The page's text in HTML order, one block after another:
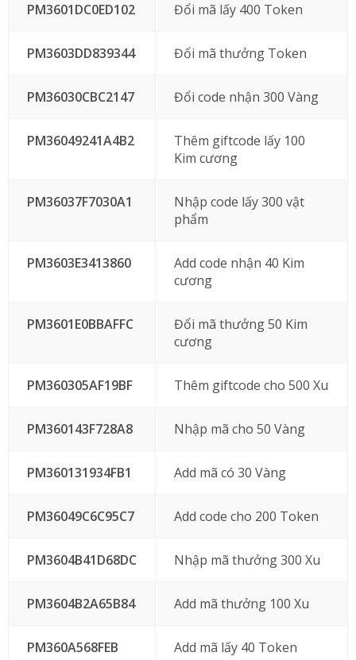
PM3601DC0ED102 Đổi mã lấy 400 Token
PM3603DD839344 Đổi mã thưởng Token
PM36030CBC2147 Đổi code nhận 300 Vàng
PM36049241A4B2
Thêm giftcode lấy 100
Kim cương
PM36037F7030A1
Nhập code lấy 300 vật
phẩm
PM3603E3413860
Add code nhận 40 Kim
cương
PM3601E0BBAFFC
Đổi mã thưởng 50 Kim
cương
PM360305AF19BF Thêm giftcode cho 500 Xu
PM360143F728A8 Nhập mã cho 50 Vàng
PM360131934FB1 Add mã có 30 Vàng
PM36049C6C95C7 Add code cho 200 Token
PM3604B41D68DC Nhập mã thưởng 300 Xu
PM3604B2A65B84 Add mã thưởng 100 Xu
PM360A568FEB Add mã lấy 40 Token